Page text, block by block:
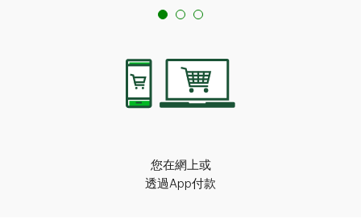
您在網上或
透過App付款